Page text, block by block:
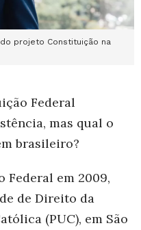
projeto Constituição na
Federal
mas qual o
brasileiro?
Federal em 2009,
de Direito da
(PUC), em São